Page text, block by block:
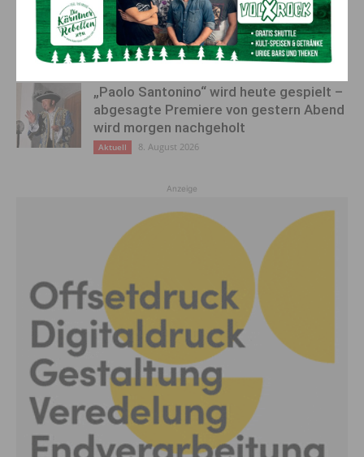
Neu: Sölle Bike Tröpolach
ANZEIGE 8. August 2026
„Paolo Santonino“ wird heute gespielt –
abgesagte Premiere von gestern Abend
wird morgen nachgeholt
Aktuell 8. August 2026
Anzeige